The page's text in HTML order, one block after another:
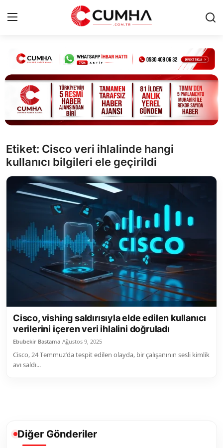
Kurumsal
Cumhurbaşkanlığı
Bakanlıklar
Siyasi Partiler
Yerel Yönetimler
Toplum ve Yaşam
Sivil Toplum Kuruluşları
Kamu Kurumları ve Üst Kurullar
Resmi Reklamlar
Etiket: Cisco veri ihlalinde hangi
kullanıcı bilgileri ele geçirildi
Cisco, vishing saldırısıyla elde edilen kullanıcı
verilerini içeren veri ihlalini doğruladı
Ebubekir Bastama Ağustos 9, 2025
Cisco, 24 Temmuz’da tespit edilen olayda, bir çalışanının sesli kimlik
avı saldı...
Diğer Gönderiler